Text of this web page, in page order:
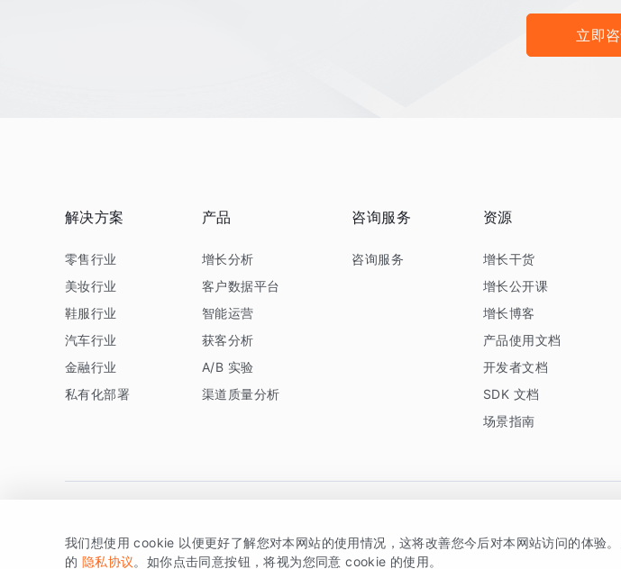
立即
解决方案
零售行业
美妆行业
鞋服行业
汽车行业
金融行业
私有化部署
产品
增长分析
客户数据平台
智能运营
获客分析
A/B 实验
渠道质量分析
咨询服务
咨询服务
资源
增长干货
增长公开课
增长博客
产品使用文档
开发者文档
SDK 文档
场景指南
版权所有 © 北京易数科技有限公司SDK相关说明 京ICP备15038330号
我们想使用 cookie 以便更好了解您对本网站的使用情况，这将改善您今后对本网站访问的体验
的 隐私协议。如你点击同意按钮，将视为您同意 cookie 的使用。